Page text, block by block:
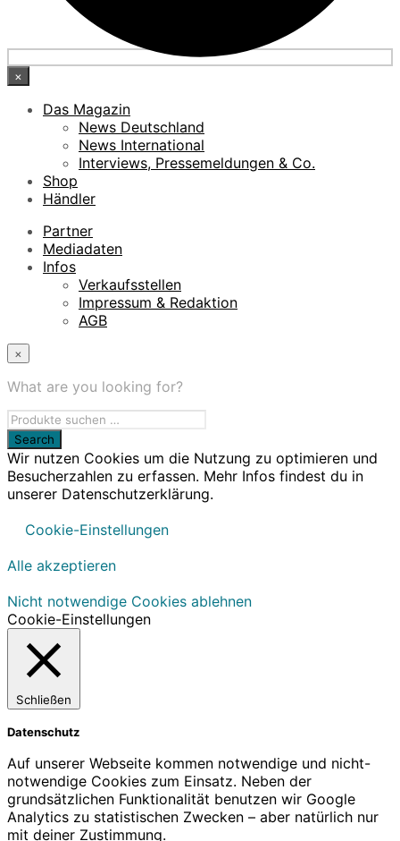
×
Das Magazin
News Deutschland
News International
Interviews, Pressemeldungen & Co.
Shop
Händler
Partner
Mediadaten
Infos
Verkaufsstellen
Impressum & Redaktion
AGB
×
What are you looking for?
Wir nutzen Cookies um die Nutzung zu optimieren und
Besucherzahlen zu erfassen. Mehr Infos findest du in
unserer Datenschutzerklärung.
Cookie-Einstellungen
Alle akzeptieren
Nicht notwendige Cookies ablehnen
Cookie-Einstellungen
Schließen
Datenschutz
Auf unserer Webseite kommen notwendige und nicht-
notwendige Cookies zum Einsatz. Neben der
grundsätzlichen Funktionalität benutzen wir Google
Analytics zu statistischen Zwecken – aber natürlich nur
mit deiner Zustimmung.